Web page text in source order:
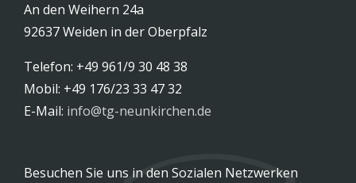
An den Weihern 24a
92637 Weiden in der Oberpfalz
Telefon: +49 961/9 30 48 38
Mobil: +49 176/23 33 47 32
E-Mail: info@tg-neunkirchen.de
Besuchen Sie uns in den Sozialen Netzwerken